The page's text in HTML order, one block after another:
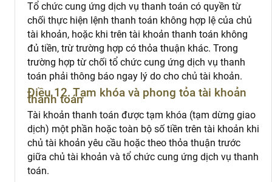
Tổ chức cung ứng dịch vụ thanh toán có quyền từ
chối thực hiện lệnh thanh toán không hợp lệ của chủ
tài khoản, hoặc khi trên tài khoản thanh toán không
đủ tiền, trừ trường hợp có thỏa thuận khác. Trong
trường hợp từ chối tổ chức cung ứng dịch vụ thanh
toán phải thông báo ngay lý do cho chủ tài khoản.
Điều 12. Tạm khóa và phong tỏa tài khoản
thanh toán
Tài khoản thanh toán được tạm khóa (tạm dừng giao
dịch) một phần hoặc toàn bộ số tiền trên tài khoản khi
chủ tài khoản yêu cầu hoặc theo thỏa thuận trước
giữa chủ tài khoản và tổ chức cung ứng dịch vụ thanh
toán.